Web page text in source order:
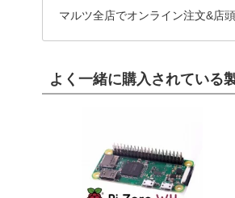
マルツ全店でオンライン注文&店
よく一緒に購入されている